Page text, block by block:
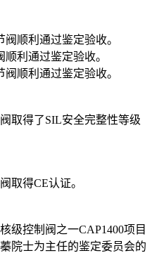
顺利通过鉴定验收。
利通过鉴定验收。
顺利通过鉴定验收。
取得了SIL安全完整性等级
取得CE认证。
级控制阀之一CAP1400项目
院士为主任的鉴定委员会的